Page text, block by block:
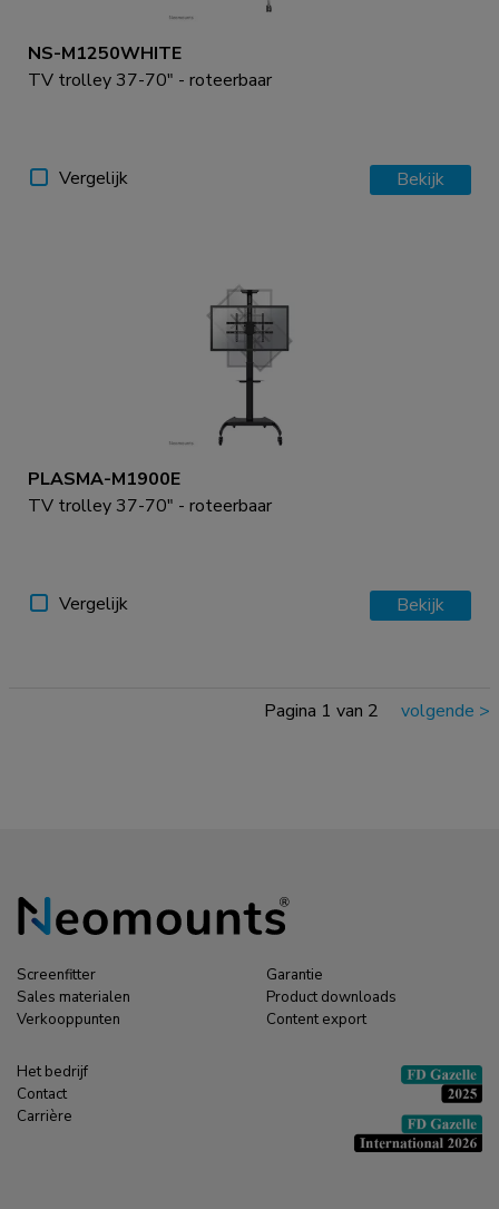
NS-M1250WHITE
TV trolley 37-70" - roteerbaar
Vergelijk Bekijk
PLASMA-M1900E
TV trolley 37-70" - roteerbaar
Vergelijk Bekijk
Pagina 1 van 2 volgende >
Screenfitter
Sales materialen
Verkooppunten
Garantie
Product downloads
Content export
Het bedrijf
Contact
Carrière